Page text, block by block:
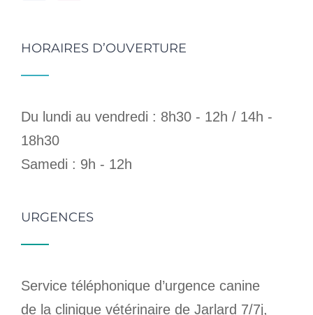
HORAIRES D’OUVERTURE
Du lundi au vendredi : 8h30 - 12h / 14h -
18h30
Samedi : 9h - 12h
URGENCES
Service téléphonique d’urgence canine
de la clinique vétérinaire de Jarlard 7/7j,